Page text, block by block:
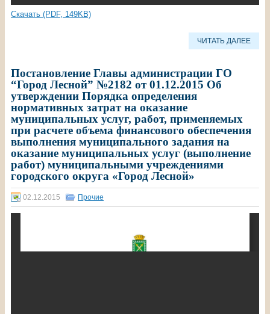
Скачать (PDF, 149KB)
ЧИТАТЬ ДАЛЕЕ
Постановление Главы администрации ГО
“Город Лесной” №2182 от 01.12.2015 Об
утверждении Порядка определения
нормативных затрат на оказание
муниципальных услуг, работ, применяемых
при расчете объема финансового обеспечения
выполнения муниципального задания на
оказание муниципальных услуг (выполнение
работ) муниципальными учреждениями
городского округа «Город Лесной»
02.12.2015 Прочие